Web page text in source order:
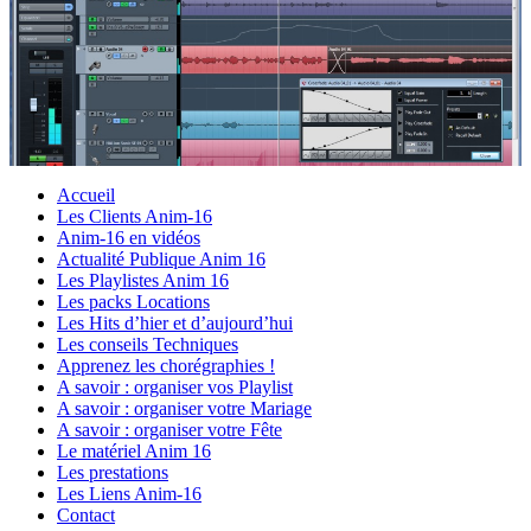
Accueil
Les Clients Anim-16
Anim-16 en vidéos
Actualité Publique Anim 16
Les Playlistes Anim 16
Les packs Locations
Les Hits d’hier et d’aujourd’hui
Les conseils Techniques
Apprenez les chorégraphies !
A savoir : organiser vos Playlist
A savoir : organiser votre Mariage
A savoir : organiser votre Fête
Le matériel Anim 16
Les prestations
Les Liens Anim-16
Contact